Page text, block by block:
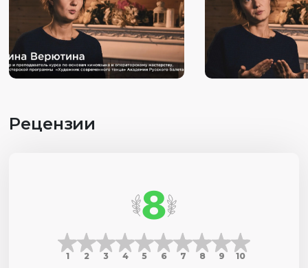
Рецензии
8
1 2 3 4 5 6 7 8 9 10